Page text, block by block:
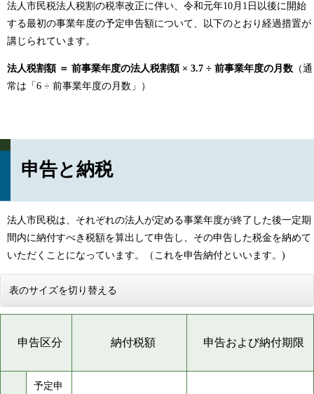
法人市民税法人税割の税率改正に伴い、令和元年10月1日以後に開始
する最初の事業年度の予定申告額について、以下のとおり経過措置が
講じられています。
法人税割額 ＝ 前事業年度の法人税割額 × 3.7 ÷ 前事業年度の月数 （通
常は「6 ÷ 前事業年度の月数」）
申告と納税
法人市民税は、それぞれの法人が定める事業年度が終了した後一定期
間内に納付すべき税額を算出して申告し、その申告した税金を納めて
いただくことになっています。（これを申告納付といいます。)
表のサイズを切り替える
申告区分 納付税額 申告および納付期限
予定申